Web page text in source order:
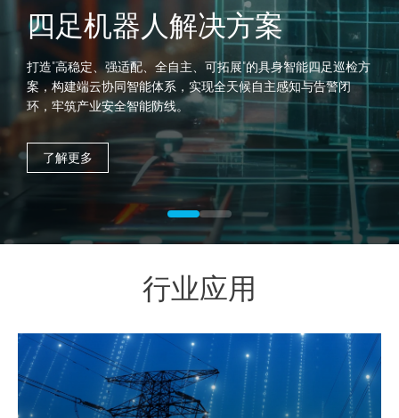
四足机器人解决方案
打造"高稳定、强适配、全自主、可拓展"的具身智能四足巡检方
案，构建端云协同智能体系，实现全天候自主感知与告警闭
环，牢筑产业安全智能防线。
了解更多
行业应用